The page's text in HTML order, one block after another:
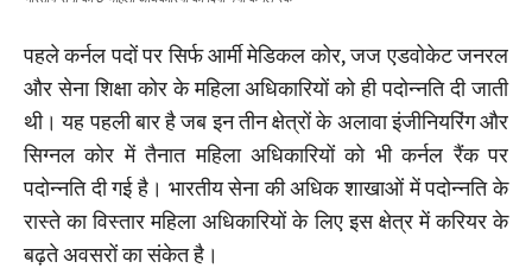
पहले कर्नल पदों पर सिर्फ आर्मी मेडिकल कोर, जज एडवोकेट जनरल
और सेना शिक्षा कोर के महिला अधिकारियों को ही पदोन्नति दी जाती
थी। यह पहली बार है जब इन तीन क्षेत्रों के अलावा इंजीनियरिंग और
सिग्नल कोर में तैनात महिला अधिकारियों को भी कर्नल रैंक पर
पदोन्नति दी गई है। भारतीय सेना की अधिक शाखाओं में पदोन्नति के
रास्ते का विस्तार महिला अधिकारियों के लिए इस क्षेत्र में करियर के
बढ़ते अवसरों का संकेत है।